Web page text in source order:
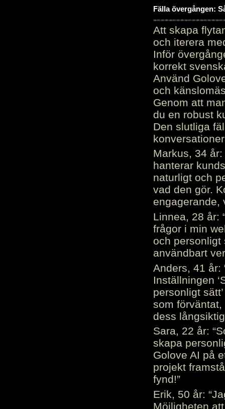
Fälla övergången:
Att skapa
och iterera
Inför
korrekt
Använd
och
Genom att
du en robust
Den slutliga
Markus, 34
hanterar
naturligt och
vad den gör.
engagerande,
Linnea, 28 år:
frågor i min
och personligt
användbart
Anders, 41 år:
Inställningen
personligt
som
dess
Sara, 22 år:
skapa
Golove AI på
projekt
fynd!”
Erik, 50 år:
Möjligheten